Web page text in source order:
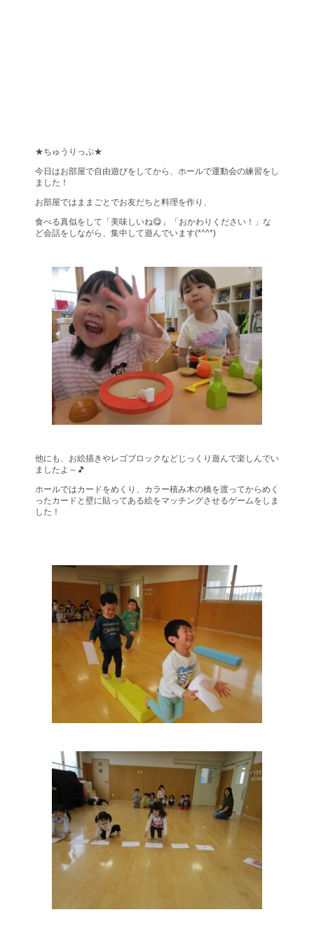
★ちゅうりっぷ★
今日はお部屋で自由遊びをしてから、ホールで運動会の練習をし
ました！
お部屋ではままごとでお友だちと料理を作り、
食べる真似をして「美味しいね😋」「おかわりください！」な
ど会話をしながら、集中して遊んでいます(*^^*)
他にも、お絵描きやレゴブロックなどじっくり遊んで楽しんでい
ましたよ～🎵
ホールではカードをめくり、カラー積み木の橋を渡ってからめく
ったカードと壁に貼ってある絵をマッチングさせるゲームをしま
した！